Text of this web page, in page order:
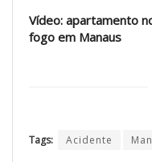
Vídeo: apartamento
fogo em Manaus
Tags: Acidente